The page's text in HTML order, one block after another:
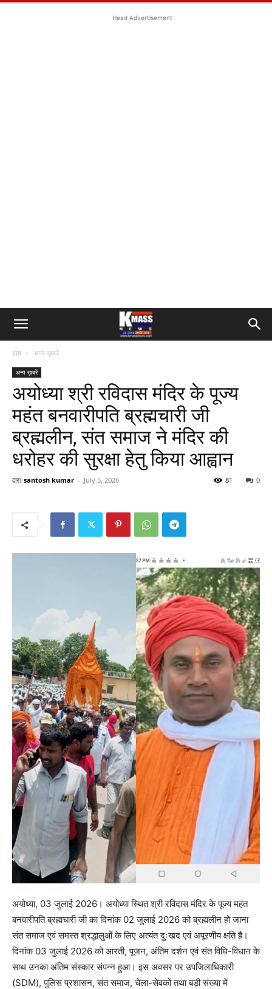
Head Advertisement
होम अन्य ख़बरें
अन्य ख़बरें
अयोध्या श्री रविदास मंदिर के पूज्य
महंत बनवारीपति ब्रह्मचारी जी
ब्रह्मलीन, संत समाज ने मंदिर की
धरोहर की सुरक्षा हेतु किया आह्वान
द्वारा santosh kumar - July 5, 2026 0
81
अयोध्या, 03 जुलाई 2026। अयोध्या स्थित श्री रविदास मंदिर के पूज्य महंत
बनवारीपति ब्रह्मचारी जी का दिनांक 02 जुलाई 2026 को ब्रह्मलीन हो जाना
संत समाज एवं समस्त श्रद्धालुओं के लिए अत्यंत दुःखद एवं अपूरणीय क्षति है।
दिनांक 03 जुलाई 2026 को आरती, पूजन, अंतिम दर्शन एवं संत विधि-विधान के
साथ उनका अंतिम संस्कार संपन्न हुआ। इस अवसर पर उपजिलाधिकारी
(SDM), पुलिस प्रशासन, संत समाज, चेला-सेवकों तथा बड़ी संख्या में